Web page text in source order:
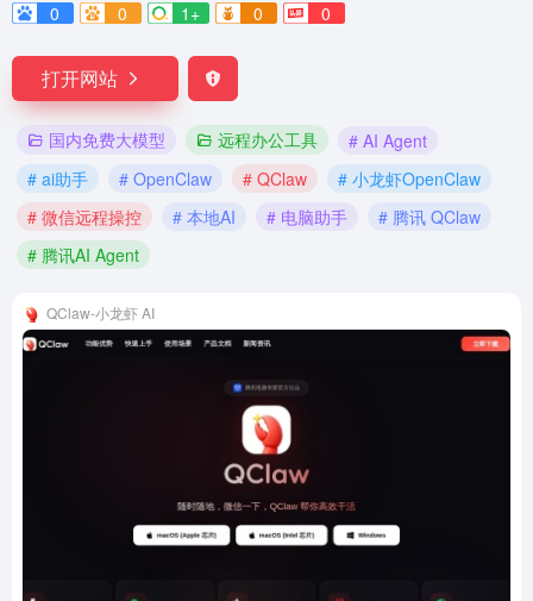
0
0 1+ 0 0
打开网站
国内免费大模型 远程办公工具
# AI Agent
# ai助手
# OpenClaw # QClaw
# 小龙虾OpenClaw
# 微信远程操控
# 本地AI # 电脑助手
# 腾讯 QClaw
# 腾讯AI Agent
QClaw-小龙虾 AI